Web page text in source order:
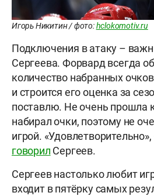
Игорь Никитин / фото:hclokomotiv.ru
Подключения в атаку –
Сергеева. Форвард всегда
количество набранных
и строится его оценка за
поставлю. Не очень прошла
набирал очки, поэтому не
игрой.
говорил Сергеев.
Сергеев настолько любит
входит в пятёрку самых